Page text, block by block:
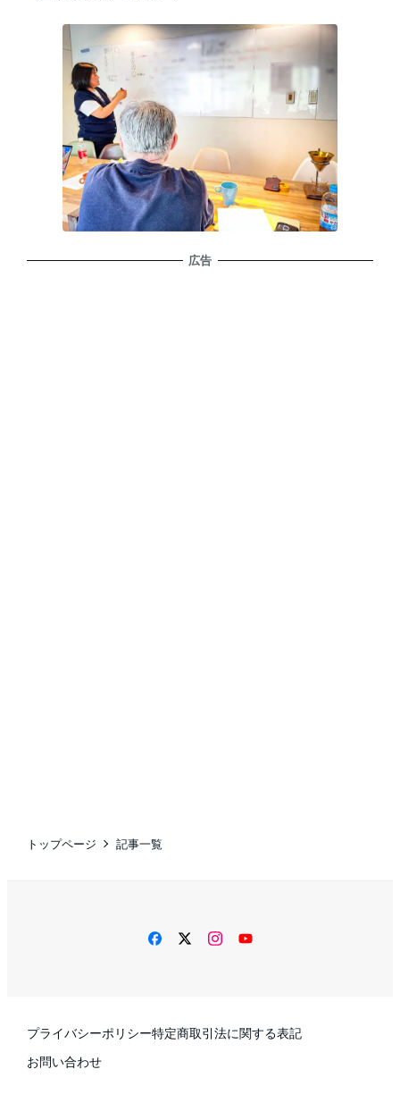
広告
トップページ 記事一覧
facebooktwitterinstagram
YouTube
プライバシーポリシー特定商取引法に関する表記
お問い合わせ